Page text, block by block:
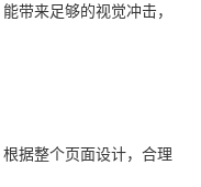
带来足够的视觉冲击，
据整个页面设计，合理